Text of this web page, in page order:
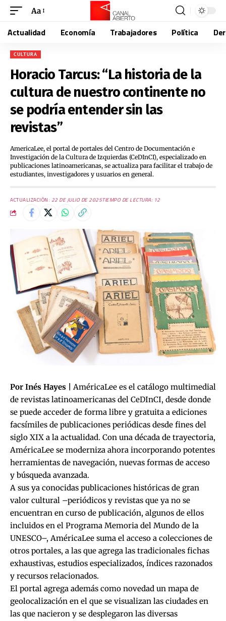
Aa
Actualidad Economía Trabajadores Política
CULTURA
Horacio Tarcus: “La historia de la
cultura de nuestro continente no
se podría entender sin las
revistas”
AmericaLee, el portal de portales del Centro de Documentación e
Investigación de la Cultura de Izquierdas (CeDInCI), especializado en
publicaciones latinoamericanas, se actualiza para facilitar el trabajo de
estudiantes, investigadores y usuarios en general.
ACTUALIZACIÓN: 22 DE JULIO DE 2025TIEMPO DE LECTURA: 12
Por Inés Hayes |
AméricaLee es el catálogo multimedial
de revistas latinoamericanas del CeDInCI, desde donde
se puede acceder de forma libre y gratuita a ediciones
facsímiles de publicaciones periódicas desde fines del
siglo XIX a la actualidad. Con una década de trayectoria,
AméricaLee se moderniza ahora incorporando potentes
herramientas de navegación, nuevas formas de acceso
y búsqueda avanzada.
A sus ya conocidas publicaciones históricas de gran
valor cultural –periódicos y revistas que ya no se
encuentran en curso de publicación, algunos de ellos
incluidos en el Programa Memoria del Mundo de la
UNESCO–, AméricaLee suma el acceso a colecciones de
otros portales, a las que agrega las tradicionales fichas
exhaustivas, estudios especializados, índices razonados
y recursos relacionados.
El portal agrega además como novedad un mapa de
geolocalización en el que se visualizan las ciudades en
las que nacieron y se desplegaron las diversas